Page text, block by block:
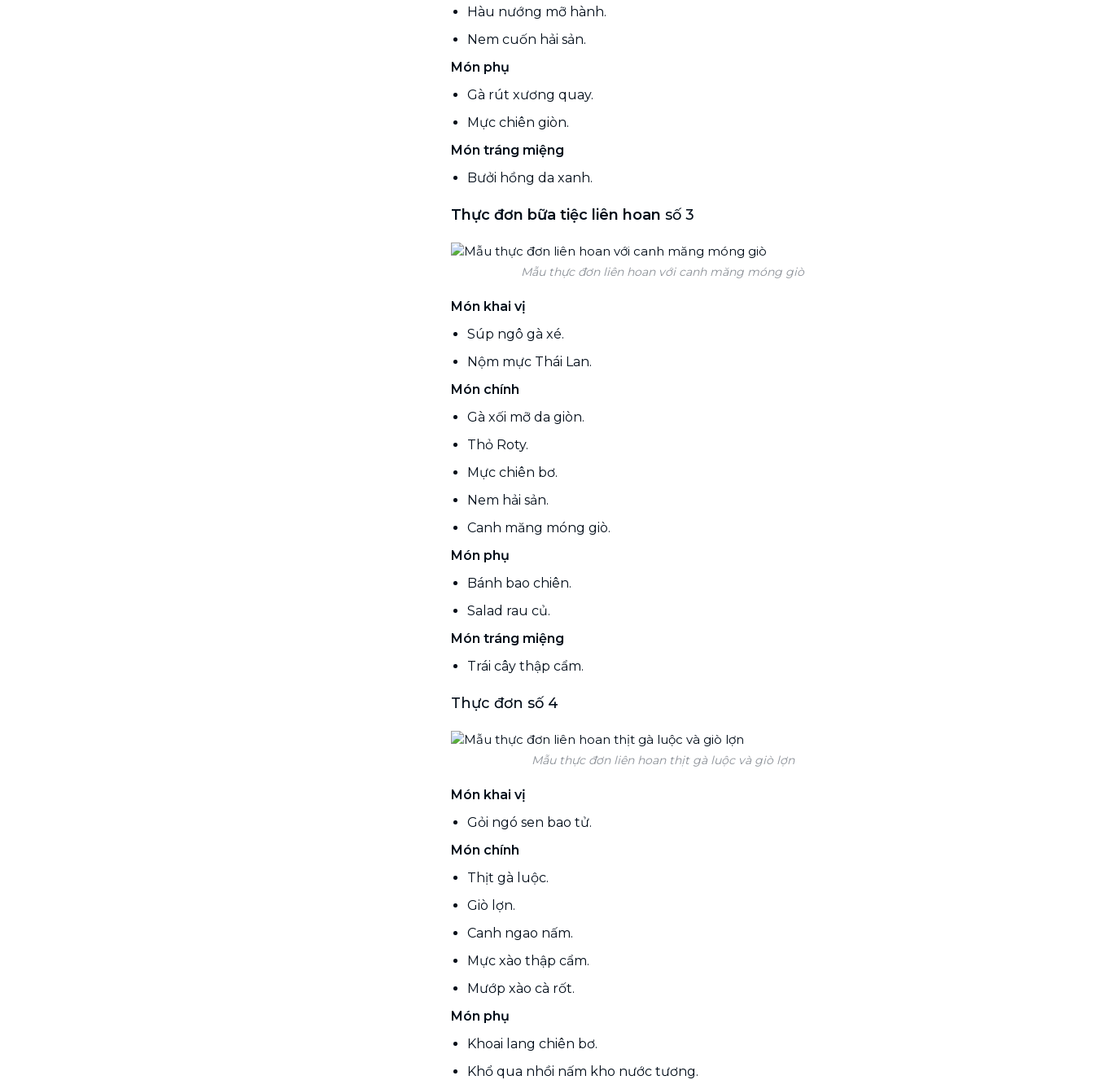
Hàu nướng mỡ hành.
Nem cuốn hải sản.
Món phụ
Gà rút xương quay.
Mực chiên giòn.
Món tráng miệng
Bưởi hồng da xanh.
Thực đơn bữa tiệc liên hoan số 3
Mẫu thực đơn liên hoan với canh măng móng giò
Món khai vị
Súp ngô gà xé.
Nộm mực Thái Lan.
Món chính
Gà xối mỡ da giòn.
Thỏ Roty.
Mực chiên bơ.
Nem hải sản.
Canh măng móng giò.
Món phụ
Bánh bao chiên.
Salad rau củ.
Món tráng miệng
Trái cây thập cẩm.
Thực đơn số 4
Mẫu thực đơn liên hoan thịt gà luộc và giò lợn
Món khai vị
Gỏi ngó sen bao tử.
Món chính
Thịt gà luộc.
Giò lợn.
Canh ngao nấm.
Mực xào thập cẩm.
Mướp xào cà rốt.
Món phụ
Khoai lang chiên bơ.
Khổ qua nhồi nấm kho nước tương.